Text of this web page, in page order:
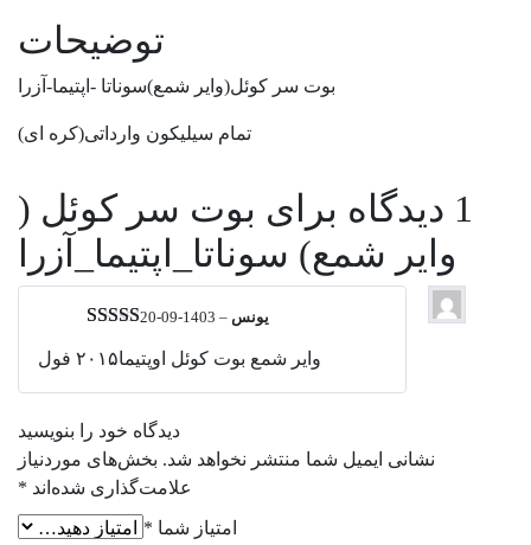
توضیحات
بوت سر کوئل(وایر شمع)سوناتا -اپتیما-آزرا
تمام سیلیکون وارداتی(کره ای)
1 دیدگاه برای
بوت سر کوئل (
وایر شمع) سوناتا_اپتیما_آزرا
یونس –
1403-09-20
وایر شمع بوت کوئل اوپتیما۲۰۱۵ فول
دیدگاه خود را بنویسید
نشانی ایمیل شما منتشر نخواهد شد. بخش‌های موردنیاز
علامت‌گذاری شده‌اند *
امتیاز شما *